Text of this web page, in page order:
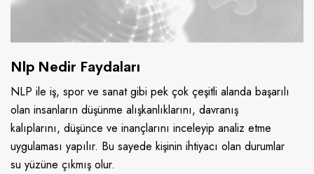
Nlp Nedir Faydaları
NLP ile iş, spor ve sanat gibi pek çok çeşitli alanda başarılı
olan insanların düşünme alışkanlıklarını, davranış
kalıplarını, düşünce ve inançlarını inceleyip analiz etme
uygulaması yapılır. Bu sayede kişinin ihtiyacı olan durumlar
su yüzüne çıkmış olur.